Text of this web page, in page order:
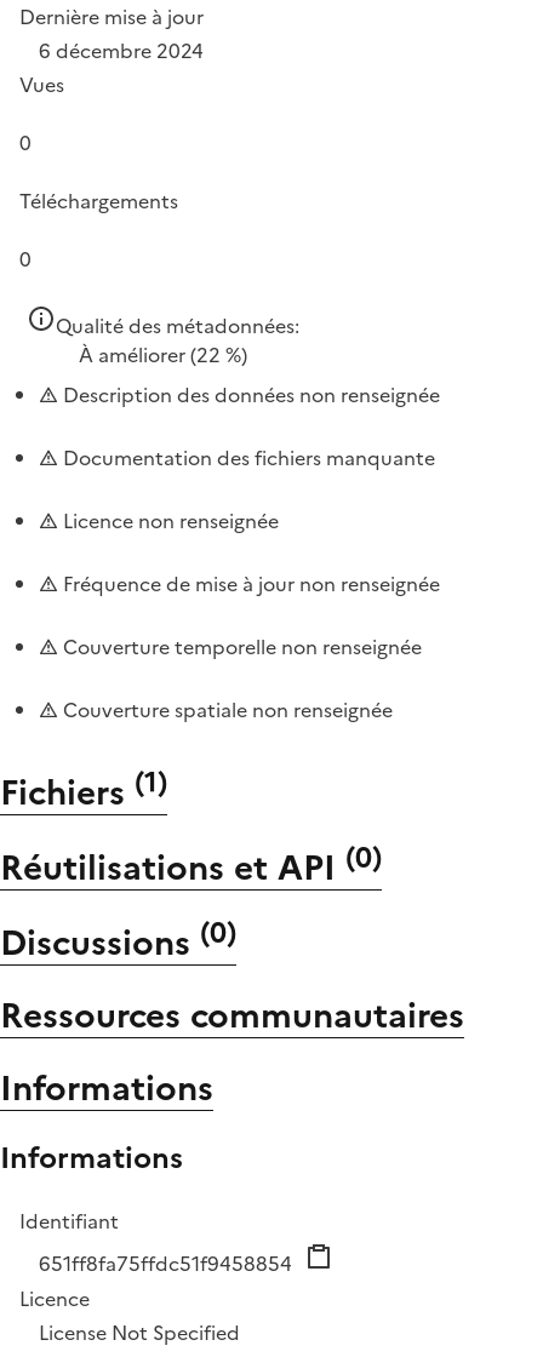
Dernière mise à jour
6 décembre 2024
Vues
0
Téléchargements
0
Qualité des métadonnées:
À améliorer(22 %)
Description des données non renseignée
Documentation des fichiers manquante
Licence non renseignée
Fréquence de mise à jour non renseignée
Couverture temporelle non renseignée
Couverture spatiale non renseignée
Fichiers (1)
Réutilisations et API (0)
Discussions (0)
Ressources communautaires
Informations
Informations
Identifiant
651ff8fa75ffdc51f9458854
Licence
License Not Specified